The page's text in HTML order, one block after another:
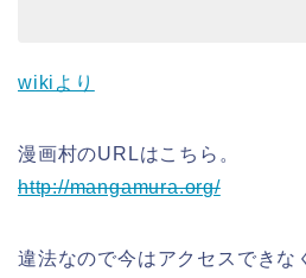
wikiより
漫画村のURLはこちら。
http://mangamura.org/
違法なので今はアクセスできな